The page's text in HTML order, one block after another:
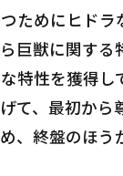
ためにヒドラ
巨獣に関す
特性を獲得し
て、最初から
、終盤のほう